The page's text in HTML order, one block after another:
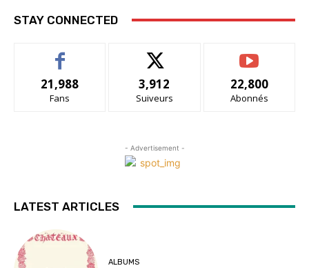
STAY CONNECTED
21,988
Fans
3,912
Suiveurs
22,800
Abonnés
- Advertisement -
LATEST ARTICLES
ALBUMS